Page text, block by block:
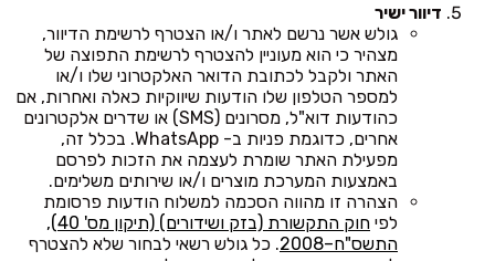
דיוור ישיר
גולש אשר נרשם לאתר ו/או הצטרף לרשימת הדיוור,
מצהיר כי הוא מעוניין להצטרף לרשימת התפוצה של
האתר ולקבל לכתובת הדואר האלקטרוני שלו ו/או
למספר הטלפון שלו הודעות שיווקיות כאלה ואחרות, אם
כהודעות דוא"ל, מסרונים (SMS) או שדרים אלקטרונים
אחרים, כדוגמת פניות ב- WhatsApp. בכלל זה,
מפעילת האתר שומרת לעצמה את הזכות לפרסם
באמצעות המערכת מוצרים ו/או שירותים משלימים.
הצהרה זו מהווה הסכמה למשלוח הודעות פרסומת
לפי
חוק התקשורת (בזק ושידורים) (תיקון מס' 40),
התשס"ח–2008
. כל גולש רשאי לבחור שלא להצטרף